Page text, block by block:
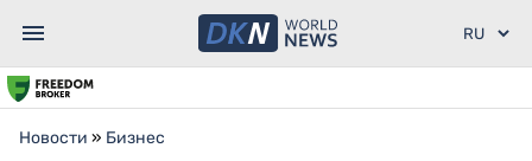
Новости » Бизнес